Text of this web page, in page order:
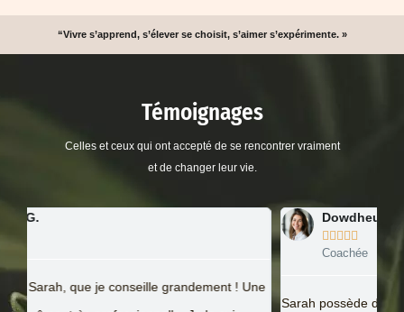
“Vivre s’apprend, s’élever se choisit, s’aimer s’expérimente. »
Témoignages
Celles et ceux qui ont accepté de se rencontrer vraiment
et de changer leur vie.
Sarah possède de réelles capacités de guérison. Elle a su,